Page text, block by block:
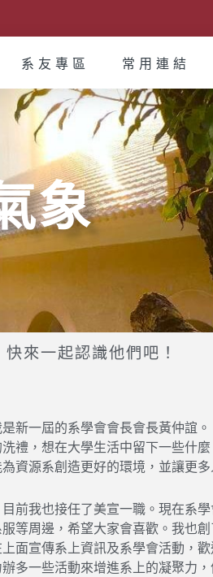
系友專區 常用連結
象
來一起認識他們吧！
新一屆的系學會會長會長黃仲誼。
禮，想在大學生活中留下一些什
資源系創造更好的環境，並讓更多
目前我也接任了美宣一職。現在系
等周邊，希望大家會喜歡。我也
面宣傳系上資訊及系學會活動，
多一些活動來增進系上的凝聚力